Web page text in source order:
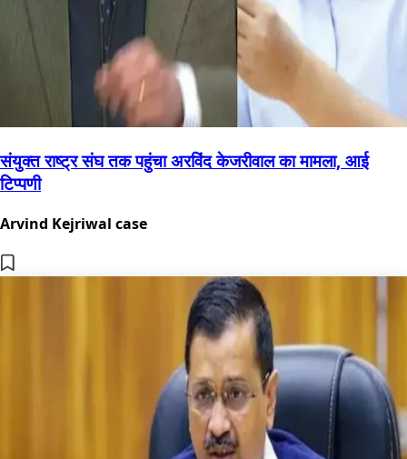
संयुक्त राष्ट्र संघ तक पहुंचा अरविंद केजरीवाल का मामला, आई
टिप्पणी
Arvind Kejriwal case